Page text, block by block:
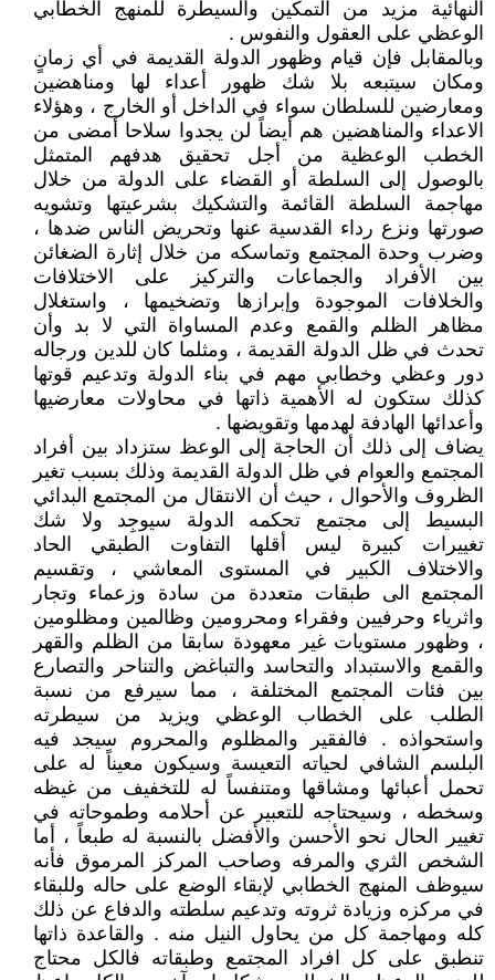
النهائية مزيد من التمكين والسيطرة للمنهج الخطابي
الوعظي على العقول والنفوس .
وبالمقابل فإن قيام وظهور الدولة القديمة في أي زمانٍ
ومكان سيتبعه بلا شك ظهور أعداء لها ومناهضين
ومعارضين للسلطان سواء في الداخل أو الخارج ، وهؤلاء
الاعداء والمناهضين هم أيضاً لن يجدوا سلاحا أمضى من
الخطب الوعظية من أجل تحقيق هدفهم المتمثل
بالوصول إلى السلطة أو القضاء على الدولة من خلال
مهاجمة السلطة القائمة والتشكيك بشرعيتها وتشويه
صورتها ونزع رداء القدسية عنها وتحريض الناس ضدها ،
وضرب وحدة المجتمع وتماسكه من خلال إثارة الضغائن
بين الأفراد والجماعات والتركيز على الاختلافات
والخلافات الموجودة وإبرازها وتضخيمها ، واستغلال
مظاهر الظلم والقمع وعدم المساواة التي لا بد وأن
تحدث في ظل الدولة القديمة ، ومثلما كان للدين ورجاله
دور وعظي وخطابي مهم في بناء الدولة وتدعيم قوتها
كذلك ستكون له الأهمية ذاتها في محاولات معارضيها
وأعدائها الهادفة لهدمها وتقويضها .
يضاف إلى ذلك أن الحاجة إلى الوعظ ستزداد بين أفراد
المجتمع والعوام في ظل الدولة القديمة وذلك بسبب تغير
الظروف والأحوال ، حيث أن الانتقال من المجتمع البدائي
البسيط إلى مجتمع تحكمه الدولة سيوجِد ولا شك
تغييرات كبيرة ليس أقلها التفاوت الطبقي الحاد
والاختلاف الكبير في المستوى المعاشي ، وتقسيم
المجتمع الى طبقات متعددة من سادة وزعماء وتجار
واثرياء وحرفيين وفقراء ومحرومين وظالمين ومظلومين
، وظهور مستويات غير معهودة سابقا من الظلم والقهر
والقمع والاستبداد والتحاسد والتباغض والتناحر والتصارع
بين فئات المجتمع المختلفة ، مما سيرفع من نسبة
الطلب على الخطاب الوعظي ويزيد من سيطرته
واستحواذه . فالفقير والمظلوم والمحروم سيجد فيه
البلسم الشافي لحياته التعيسة وسيكون معيناً له على
تحمل أعبائها ومشاقها ومتنفساً له للتخفيف من غيظه
وسخطه ، وسيحتاجه للتعبير عن أحلامه وطموحاته في
تغيير الحال نحو الأحسن والأفضل بالنسبة له طبعاً ، أما
الشخص الثري والمرفه وصاحب المركز المرموق فأنه
سيوظف المنهج الخطابي لإبقاء الوضع على حاله وللبقاء
في مركزه وزيادة ثروته وتدعيم سلطته والدفاع عن ذلك
كله ومهاجمة كل من يحاول النيل منه . والقاعدة ذاتها
تنطبق على كل افراد المجتمع وطبقاته فالكل محتاج